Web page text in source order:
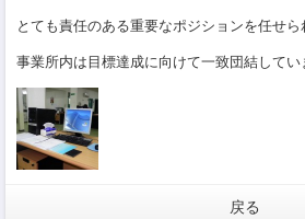
とても責任のある重要なポジションを任せら
事業所内は目標達成に向けて一致団結してい
戻る